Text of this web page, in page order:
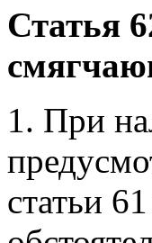
Статья
1. При
статьи